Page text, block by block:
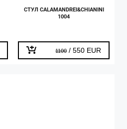
СТУЛ CALAMANDREI&CHIANINI
1004
1100 / 550 EUR